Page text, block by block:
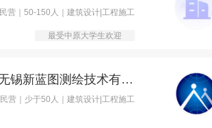
民营｜50-150人｜建筑设计|工程施工
最受中原大学生欢迎
无锡新蓝图测绘技术有限公司
民营｜少于50人｜建筑设计|工程施工